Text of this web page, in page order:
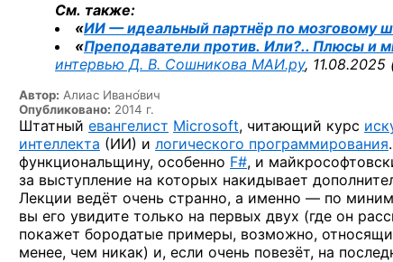
См. также:
«ИИ — идеальный партнёр по мозговому
«Преподаватели против. Или?.. Плюсы и
интервью Д. В. Сошникова МАИ.ру, 11.08.2025
Автор: Алиас Ивано́вич
Опубликовано: 2014 г.
Штатный евангелист Microsoft, читающий курс
интеллекта (ИИ) и логического программирования
функциональщину, особенно F#, и
за выступление на которых накидывает
Лекции ведёт очень странно, а именно — по
вы его увидите только на первых двух (где он
покажет бородатые примеры, возможно,
менее, чем никак) и, если очень повезёт, на